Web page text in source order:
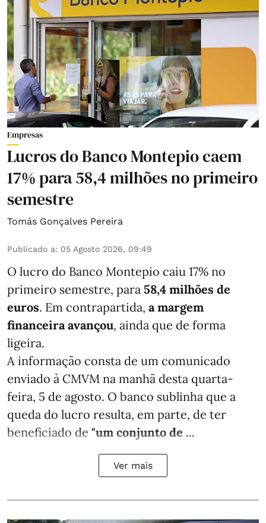
Empresas
Lucros do Banco Montepio caem
17% para 58,4 milhões no primeiro
semestre
Tomás Gonçalves Pereira
Publicado a: 05 Agosto 2026, 09:49
O lucro do Banco Montepio caiu 17% no
primeiro semestre, para 58,4 milhões de
euros. Em contrapartida, a margem
financeira avançou, ainda que de forma
ligeira.
A informação consta de um comunicado
enviado à CMVM na manhã desta quarta-
feira, 5 de agosto. O banco sublinha que a
queda do lucro resulta, em parte, de ter
beneficiado de "um conjunto de ...
Ver mais